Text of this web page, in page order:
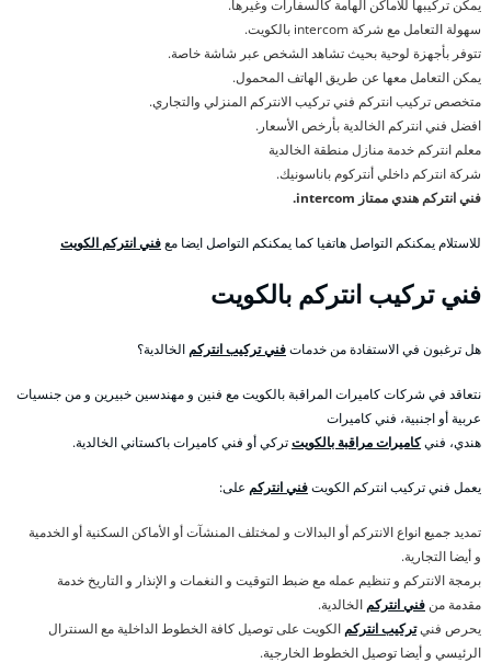
يمكن تركيبها للاماكن الهامة كالسفارات وغيرها.
سهولة التعامل مع شركة intercom بالكويت.
تتوفر بأجهزة لوحية بحيث تشاهد الشخص عبر شاشة خاصة.
يمكن التعامل معها عن طريق الهاتف المحمول.
متخصص تركيب انتركم فني تركيب الانتركم المنزلي والتجاري.
افضل فني انتركم الخالدية بأرخص الأسعار.
معلم انتركم خدمة منازل منطقة الخالدية
شركة انتركم داخلي أنتركوم باناسونيك.
فني انتركم هندي ممتاز intercom.
للاستلام يمكنكم التواصل هاتفيا كما يمكنكم التواصل ايضا معفني انتركم الكويت
فني تركيب انتركم بالكويت
هل ترغبون في الاستفادة من خدماتفني تركيب انتركم الخالدية؟
نتعاقد في شركات كاميرات المراقبة بالكويت مع فنين و مهندسين خبيرين و من جنسيات
عربية أو اجنبية، فني كاميرات
هندي، فنيكاميرات مراقبة بالكويتتركي أو فني كاميرات باكستاني الخالدية.
يعمل فني تركيب انتركم الكويتفني انتركم على:
تمديد جميع انواع الانتركم أو البدالات و لمختلف المنشآت أو الأماكن السكنية أو الخدمية
و أيضا التجارية.
برمجة الانتركم و تنظيم عمله مع ضبط التوقيت و النغمات و الإنذار و التاريخ خدمة
مقدمة من فني انتركم الخالدية.
يحرص فنيتركيب انتركم الكويت على توصيل كافة الخطوط الداخلية مع السنترال
الرئيسي و أيضا توصيل الخطوط الخارجية.